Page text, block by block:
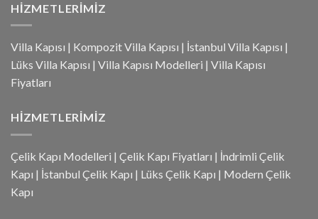
HIZMETLERIMIZ
Villa Kapısı | Kompozit Villa Kapısı | İstanbul Villa Kapısı |
Lüks Villa Kapısı | Villa Kapısı Modelleri | Villa Kapısı
Fiyatları
HIZMETLERIMIZ
Çelik Kapı Modelleri | Çelik Kapı Fiyatları | İndrimli Çelik
Kapı | İstanbul Çelik Kapı | Lüks Çelik Kapı | Modern Çelik
Kapı